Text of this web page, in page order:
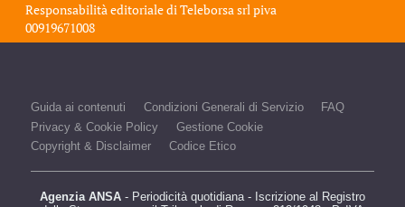
Responsabilità editoriale diTeleborsa srlpiva
00919671008
Guida ai contenuti Condizioni Generali di Servizio
FAQ
Privacy & Cookie Policy
Gestione Cookie
Copyright & Disclaimer
Codice Etico
Agenzia ANSA - Periodicità quotidiana - Iscrizione al Registro